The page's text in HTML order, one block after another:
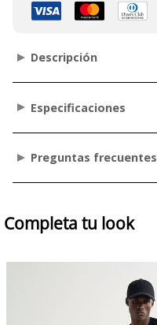
Descripción
Especificaciones
Preguntas frecuentes
Completa tu look